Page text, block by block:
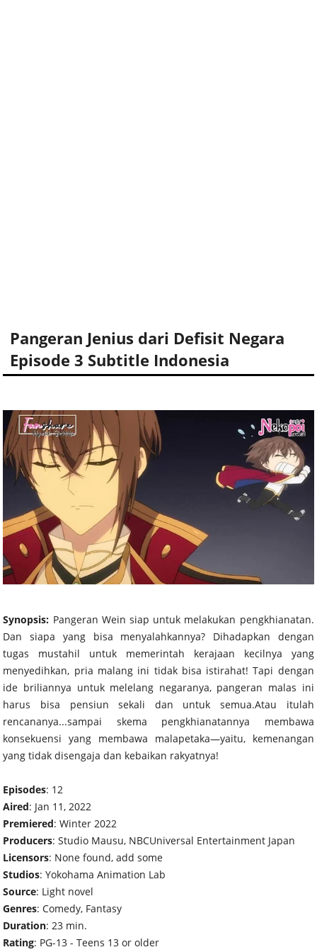
Pangeran Jenius dari Defisit Negara
Episode 3 Subtitle Indonesia
Synopsis: Pangeran Wein siap untuk melakukan pengkhianatan.
Dan siapa yang bisa menyalahkannya? Dihadapkan dengan
tugas mustahil untuk memerintah kerajaan kecilnya yang
menyedihkan, pria malang ini tidak bisa istirahat! Tapi dengan
ide briliannya untuk melelang negaranya, pangeran malas ini
harus bisa pensiun sekali dan untuk semua.Atau itulah
rencananya...sampai skema pengkhianatannya membawa
konsekuensi yang membawa malapetaka—yaitu, kemenangan
yang tidak disengaja dan kebaikan rakyatnya!
Episodes: 12
Aired: Jan 11, 2022
Premiered: Winter 2022
Producers: Studio Mausu, NBCUniversal Entertainment Japan
Licensors: None found, add some
Studios: Yokohama Animation Lab
Source: Light novel
Genres: Comedy, Fantasy
Duration: 23 min.
Rating: PG-13 - Teens 13 or older